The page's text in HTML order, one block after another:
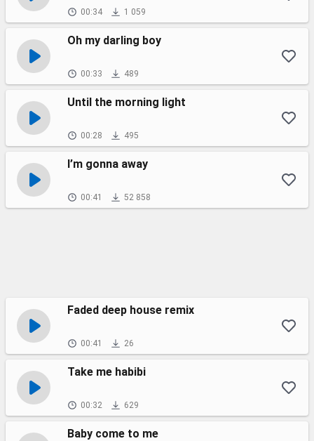
00:34 1 059
Oh my darling boy
00:33 489
Until the morning light
00:28 495
I’m gonna away
00:41 52 858
Faded deep house remix
00:41 26
Take me habibi
00:32 629
Baby come to me